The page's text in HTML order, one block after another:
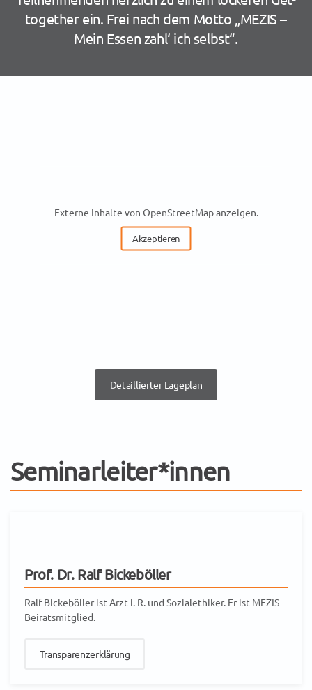
together ein. Frei nach dem Motto „MEZIS –
Mein Essen zahl‘ ich selbst“.
Externe Inhalte von OpenStreetMap anzeigen.
Akzeptieren
Detaillierter Lageplan
Seminarleiter*innen
Prof. Dr. Ralf Bickeböller
Ralf Bickeböller ist Arzt i. R. und Sozialethiker. Er ist MEZIS-
Beiratsmitglied.
Transparenzerklärung